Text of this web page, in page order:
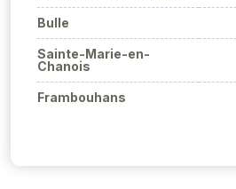
Bulle
Sainte-Marie-en-
Chanois
Frambouhans